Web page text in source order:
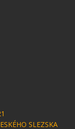
SLEZSKA